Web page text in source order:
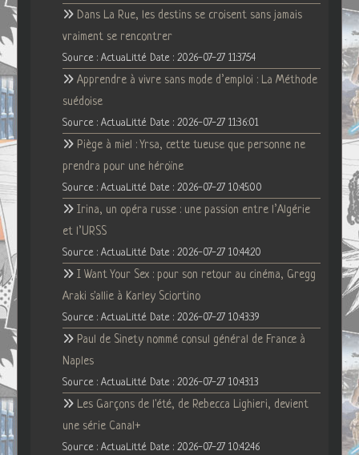
Dans La Rue, les destins se croisent sans jamais
vraiment se rencontrer
Source : ActuaLitté Date : 2026-07-27 11:37:54
Apprendre à vivre sans mode d’emploi : La Méthode
suédoise
Source : ActuaLitté Date : 2026-07-27 11:36:01
Piège à miel : Yrsa, cette tueuse que personne ne
prendra pour une héroïne
Source : ActuaLitté Date : 2026-07-27 10:45:00
Irina, un opéra russe : une passion entre l’Algérie
et l’URSS
Source : ActuaLitté Date : 2026-07-27 10:44:20
I Want Your Sex : pour son retour au cinéma, Gregg
Araki s'allie à Karley Sciortino
Source : ActuaLitté Date : 2026-07-27 10:43:39
Paul de Sinety nommé consul général de France à
Naples
Source : ActuaLitté Date : 2026-07-27 10:43:13
Les Garçons de l'été, de Rebecca Lighieri, devient
une série Canal+
Source : ActuaLitté Date : 2026-07-27 10:42:46